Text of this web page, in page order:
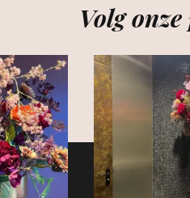
Volg